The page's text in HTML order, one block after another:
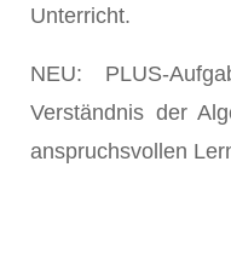
Unterricht.
NEU: PLUS-
Verständnis der
anspruchsvollen